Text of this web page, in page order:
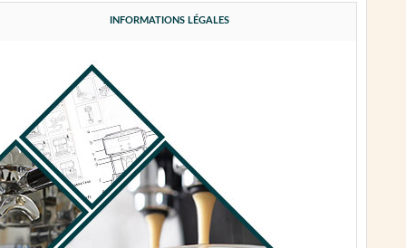
INFORMATIONS LÉGALES